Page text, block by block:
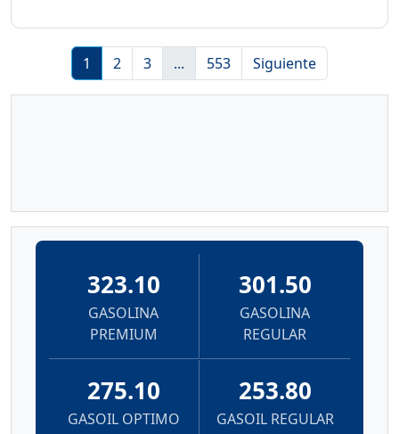
1 2 3 ... 553 Siguiente
323.10
GASOLINA
PREMIUM
301.50
GASOLINA
REGULAR
275.10
GASOIL OPTIMO
253.80
GASOIL REGULAR